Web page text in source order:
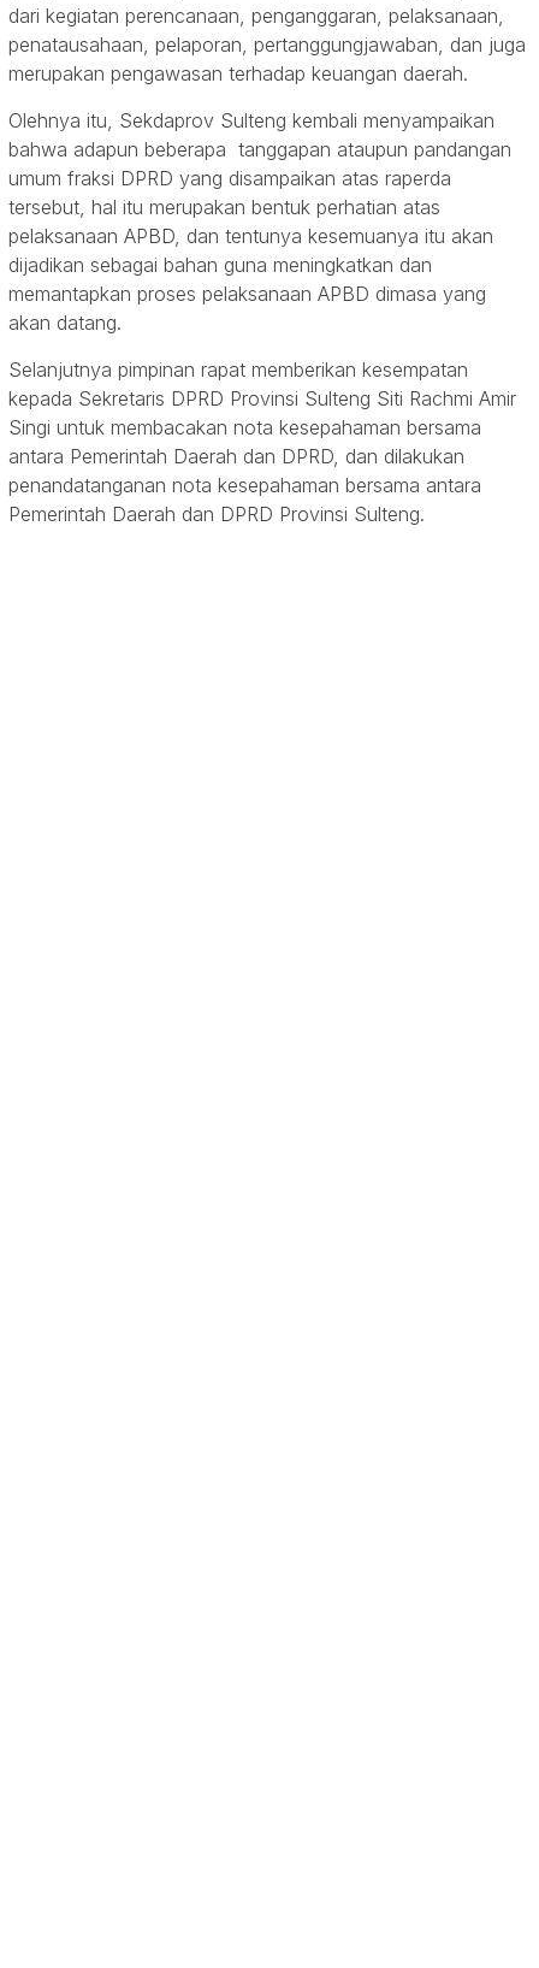
dari kegiatan perencanaan, penganggaran, pelaksanaan,
penatausahaan, pelaporan, pertanggungjawaban, dan juga
merupakan pengawasan terhadap keuangan daerah.
Olehnya itu, Sekdaprov Sulteng kembali menyampaikan
bahwa adapun beberapa tanggapan ataupun pandangan
umum fraksi DPRD yang disampaikan atas raperda
tersebut, hal itu merupakan bentuk perhatian atas
pelaksanaan APBD, dan tentunya kesemuanya itu akan
dijadikan sebagai bahan guna meningkatkan dan
memantapkan proses pelaksanaan APBD dimasa yang
akan datang.
Selanjutnya pimpinan rapat memberikan kesempatan
kepada Sekretaris DPRD Provinsi Sulteng Siti Rachmi Amir
Singi untuk membacakan nota kesepahaman bersama
antara Pemerintah Daerah dan DPRD, dan dilakukan
penandatanganan nota kesepahaman bersama antara
Pemerintah Daerah dan DPRD Provinsi Sulteng.